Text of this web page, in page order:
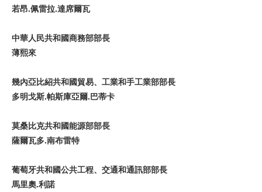
若昂.佩雷拉.達席爾瓦
中華人民共和國商務部部長
薄熙來
幾內亞比紹共和國貿易、工業和手工業部部長
多明戈斯.帕斯庫亞爾.巴蒂卡
莫桑比克共和國能源部部長
薩爾瓦多.南布雷特
葡萄牙共和國公共工程、交通和通訊部部長
馬里奧.利諾